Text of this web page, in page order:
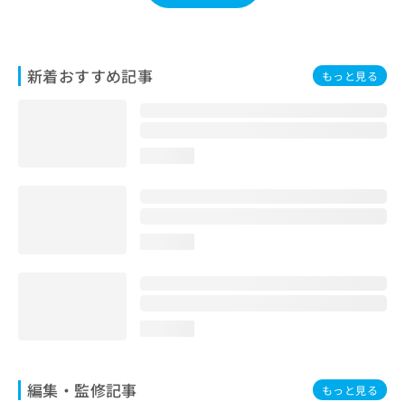
新着おすすめ記事 もっと見る
編集・監修記事 もっと見る
合
わ